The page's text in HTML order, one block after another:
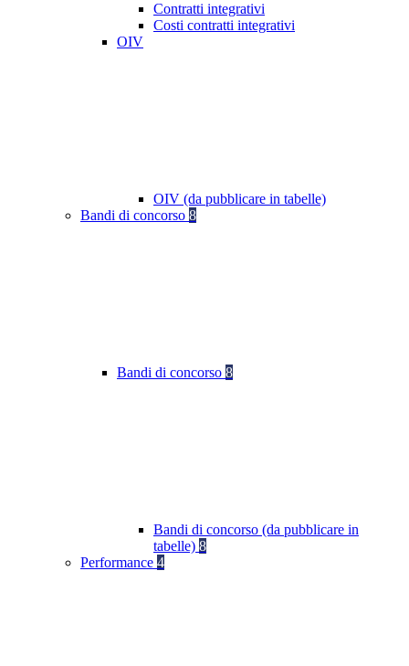
Contratti integrativi
Costi contratti integrativi
OIV
OIV (da pubblicare in tabelle)
Bandi di concorso 8
Bandi di concorso 8
Bandi di concorso (da pubblicare in
tabelle) 8
Performance 4